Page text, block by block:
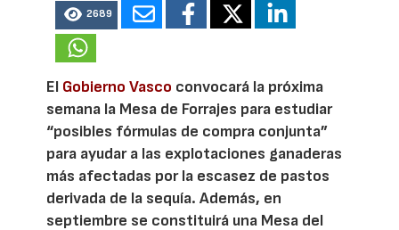
2689
El Gobierno Vasco convocará la próxima
semana la Mesa de Forrajes para estudiar
“posibles fórmulas de compra conjunta”
para ayudar a las explotaciones ganaderas
más afectadas por la escasez de pastos
derivada de la sequía. Además, en
septiembre se constituirá una Mesa del